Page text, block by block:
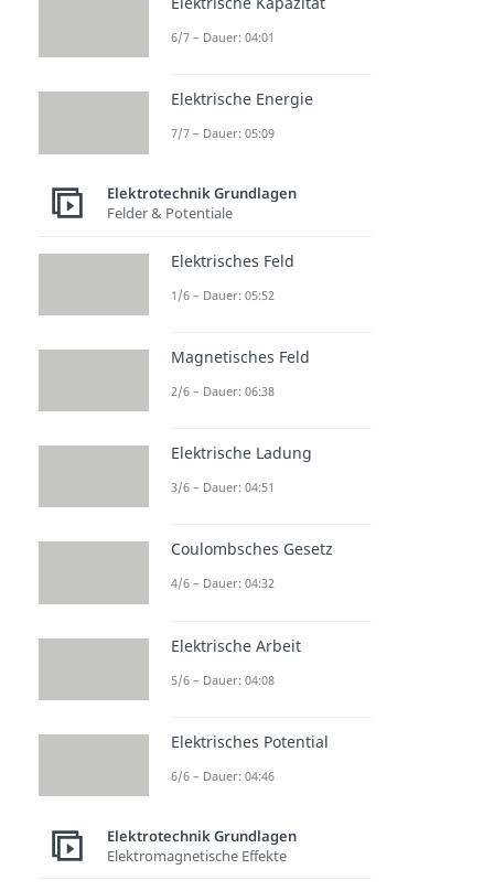
6/7 – Dauer: 04:01
Elektrische Energie
7/7 – Dauer: 05:09
Elektrotechnik Grundlagen
Felder & Potentiale
Elektrisches Feld
1/6 – Dauer: 05:52
Magnetisches Feld
2/6 – Dauer: 06:38
Elektrische Ladung
3/6 – Dauer: 04:51
Coulombsches Gesetz
4/6 – Dauer: 04:32
Elektrische Arbeit
5/6 – Dauer: 04:08
Elektrisches Potential
6/6 – Dauer: 04:46
Elektrotechnik Grundlagen
Elektromagnetische Effekte